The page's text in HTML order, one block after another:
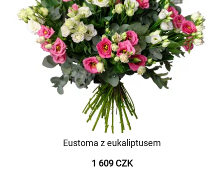
Eustoma z eukaliptusem
1 609 CZK